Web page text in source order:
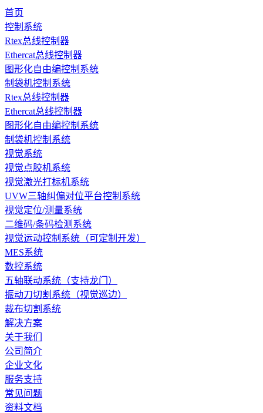
首页
控制系统
Rtex总线控制器
Ethercat总线控制器
图形化自由编控制系统
制袋机控制系统
Rtex总线控制器
Ethercat总线控制器
图形化自由编控制系统
制袋机控制系统
视觉系统
视觉点胶机系统
视觉激光打标机系统
UVW三轴纠偏对位平台控制系统
视觉定位/测量系统
二维码/条码检测系统
视觉运动控制系统（可定制开发）
MES系统
数控系统
五轴联动系统（支持龙门）
振动刀切割系统（视觉巡边）
裁布切割系统
解决方案
关于我们
公司简介
企业文化
服务支持
常见问题
资料文档